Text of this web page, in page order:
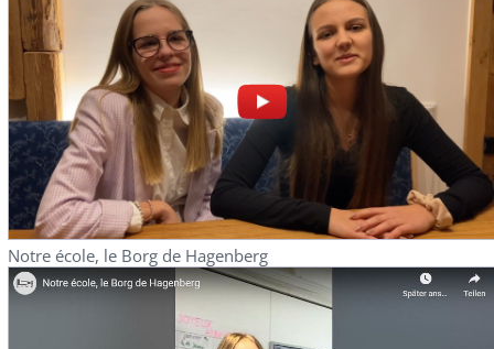
Notre école, le Borg de Hagenberg